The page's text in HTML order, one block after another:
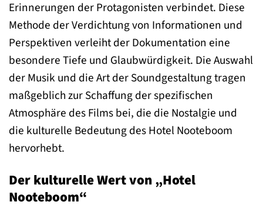
Erinnerungen der Protagonisten verbindet. Diese
Methode der Verdichtung von Informationen und
Perspektiven verleiht der Dokumentation eine
besondere Tiefe und Glaubwürdigkeit. Die Auswahl
der Musik und die Art der Soundgestaltung tragen
maßgeblich zur Schaffung der spezifischen
Atmosphäre des Films bei, die die Nostalgie und
die kulturelle Bedeutung des Hotel Nooteboom
hervorhebt.
Der kulturelle Wert von „Hotel
Nooteboom“